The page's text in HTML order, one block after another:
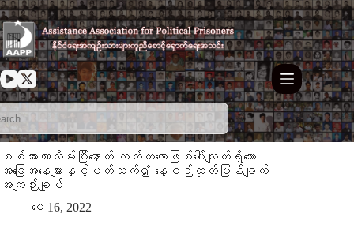
Skip
to
content
စစ်အာဏာသိမ်းပြီးနောက် လတ်တလောဖြစ်ပေါ်လျက်ရှိသော
အခြေအနေများနှင့်ပတ်သက်၍ နေ့စဉ်ထုတ်ပြန်ချက်
အကျဉ်းချုပ်
မေ 16, 2022